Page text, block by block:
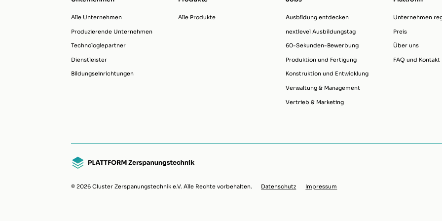
Alle Unternehmen
Produzierende Unternehmen
Technologiepartner
Dienstleister
Bildungseinrichtungen
Alle Produkte Ausbildung entdecken
nextlevel Ausbildungstag
60-Sekunden-Bewerbung
Produktion und Fertigung
Konstruktion und Entwicklung
Verwaltung & Management
Vertrieb & Marketing
Unternehmen
Preis
Über uns
FAQ und Kontakt
© 2026 Cluster Zerspanungstechnik e.V. Alle Rechte vorbehalten. Datenschutz Impressum